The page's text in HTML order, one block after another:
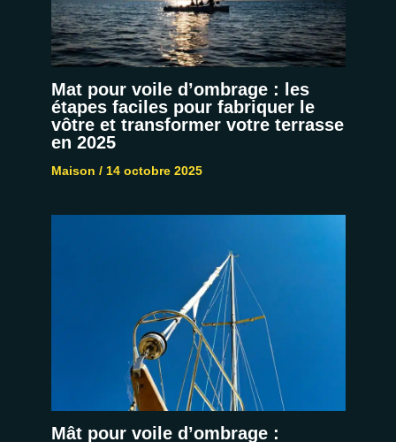
Mat pour voile d’ombrage : les
étapes faciles pour fabriquer le
vôtre et transformer votre terrasse
en 2025
Maison / 14 octobre 2025
Mât pour voile d’ombrage :